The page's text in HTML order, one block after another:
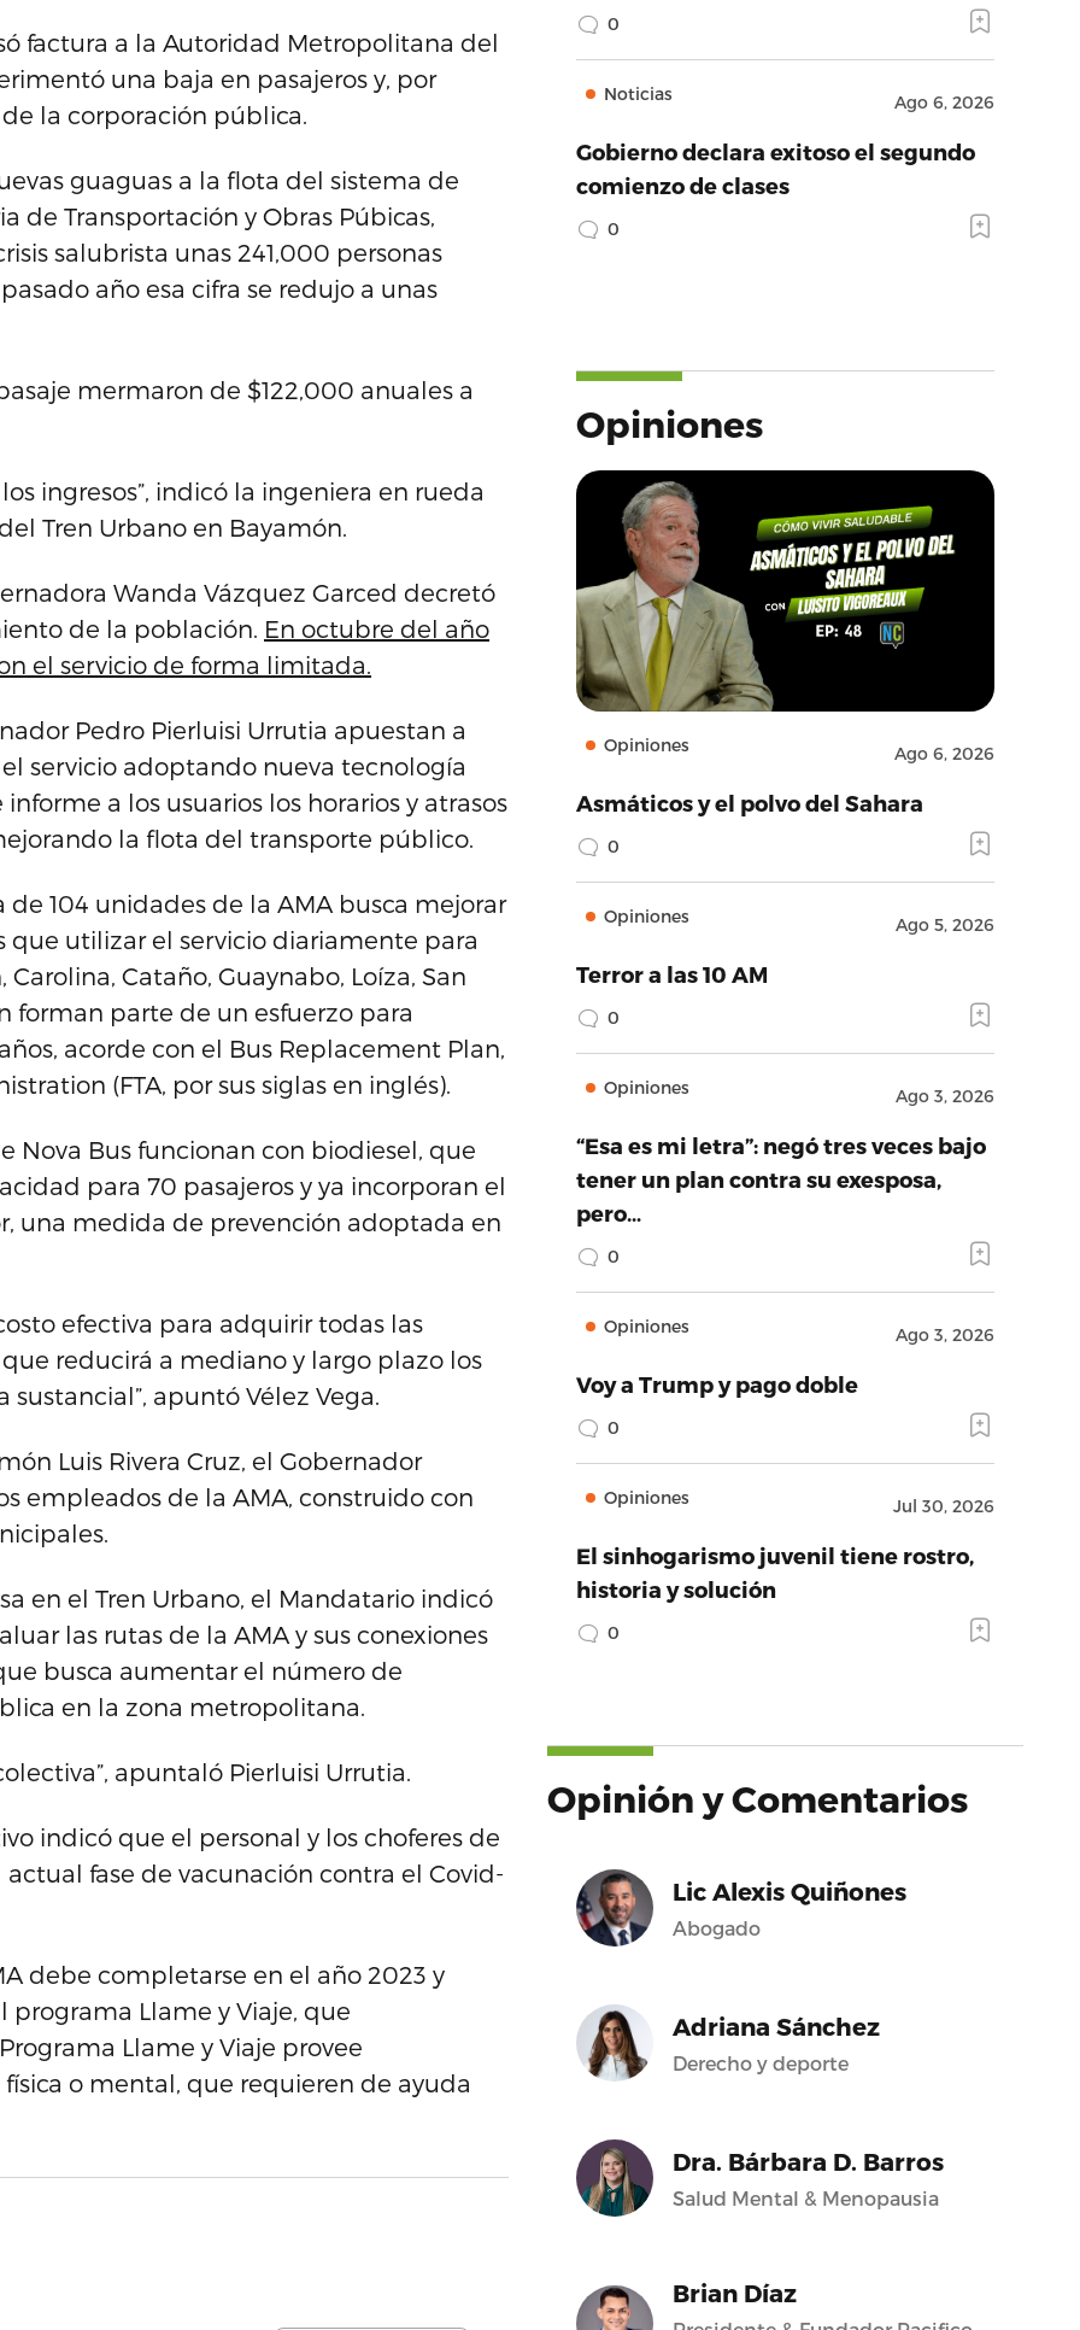
factura a la Autoridad Metropolitana del
una baja en pasajeros y, por
la corporación pública.
guaguas a la flota del sistema de
de Transportación y Obras Púbicas,
salubrista unas 241,000 personas
año esa cifra se redujo a unas
mermaron de $122,000 anuales a
ingresos”, indicó la ingeniera en rueda
Tren Urbano en Bayamón.
Wanda Vázquez Garced decretó
de la población. En octubre del año
el servicio de forma limitada.
Pedro Pierluisi Urrutia apuestan a
servicio adoptando nueva tecnología
a los usuarios los horarios y atrasos
la flota del transporte público.
104 unidades de la AMA busca mejorar
que utilizar el servicio diariamente para
Cataño, Guaynabo, Loíza, San
forman parte de un esfuerzo para
acorde con el Bus Replacement Plan,
(FTA, por sus siglas en inglés).
Nova Bus funcionan con biodiesel, que
para 70 pasajeros y ya incorporan el
una medida de prevención adoptada en
efectiva para adquirir todas las
reducirá a mediano y largo plazo los
apuntó Vélez Vega.
Luis Rivera Cruz, el Gobernador
empleados de la AMA, construido con
en el Tren Urbano, el Mandatario indicó
las rutas de la AMA y sus conexiones
busca aumentar el número de
en la zona metropolitana.
apuntaló Pierluisi Urrutia.
indicó que el personal y los choferes de
fase de vacunación contra el Covid-
debe completarse en el año 2023 y
Llame y Viaje, que
Llame y Viaje provee
o mental, que requieren de ayuda
0
Noticias Ago 6, 2026
Gobierno declara exitoso el segundo
comienzo de clases
0
Opiniones
Opiniones Ago 6, 2026
Asmáticos y el polvo del Sahara
0
Opiniones Ago 5, 2026
Terror a las 10 AM
0
Opiniones Ago 3, 2026
“Esa es mi letra”: negó tres veces bajo
tener un plan contra su exesposa,
pero…
0
Opiniones Ago 3, 2026
Voy a Trump y pago doble
0
Opiniones Jul 30, 2026
El sinhogarismo juvenil tiene rostro,
historia y solución
0
Opinión y Comentarios
Lic Alexis Quiñones
Abogado
Adriana Sánchez
Derecho y deporte
Dra. Bárbara D. Barros
Salud Mental & Menopausia
Brian Díaz